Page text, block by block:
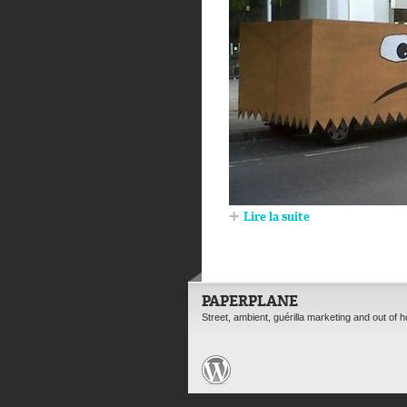
Lire la suite
PAPERPLANE
Street, ambient, guérilla marketing and out of